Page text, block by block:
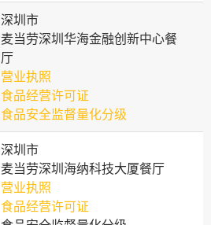
深圳市
麦当劳深圳华海金融创新中心餐
厅
营业执照
食品经营许可证
食品安全监督量化分级
深圳市
麦当劳深圳海纳科技大厦餐厅
营业执照
食品经营许可证